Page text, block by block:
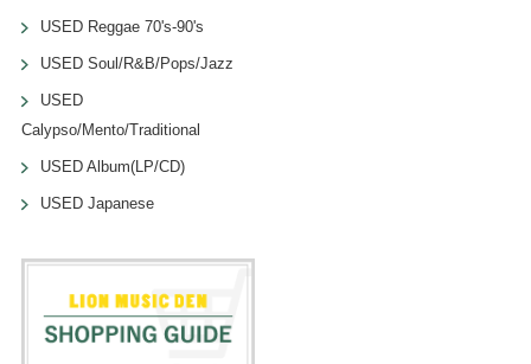
USED Reggae 70's-90's
USED Soul/R&B/Pops/Jazz
USED
Calypso/Mento/Traditional
USED Album(LP/CD)
USED Japanese